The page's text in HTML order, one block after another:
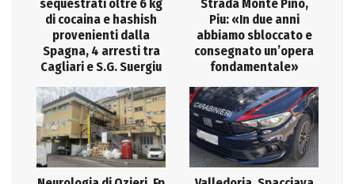
sequestrati oltre 6 kg
di cocaina e hashish
provenienti dalla
Spagna, 4 arresti tra
Cagliari e S.G. Suergiu
Strada Monte Pino,
Piu: «In due anni
abbiamo sbloccato e
consegnato un’opera
fondamentale»